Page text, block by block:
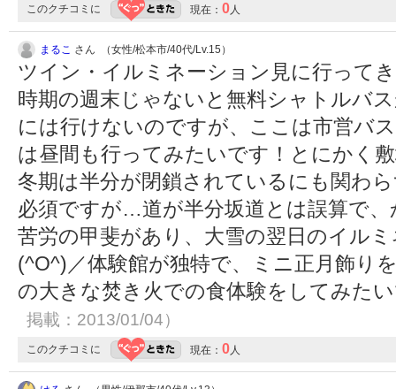
このクチコミに 現在： 0人
まるこ さん （女性/松本市/40代/Lv.15）
ツイン・イルミネーション見に行って
時期の週末じゃないと無料シャトルバ
には行けないのですが、ここは市営バ
は昼間も行ってみたいです！とにかく
冬期は半分が閉鎖されているにも関わ
必須ですが…道が半分坂道とは誤算で
苦労の甲斐があり、大雪の翌日のイル
(^O^)／体験館が独特で、ミニ正月飾り
の大きな焚き火での食体験をしてみた
掲載：2013/01/04）
このクチコミに 現在： 0人